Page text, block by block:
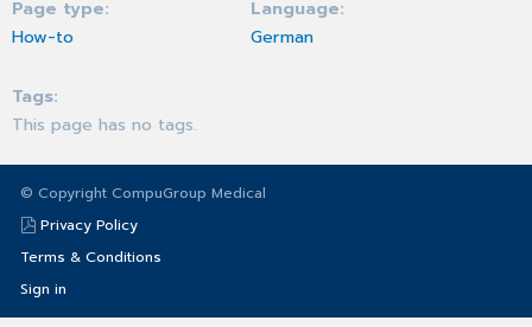
Page type
How-to
Language
German
Tags
This page has no tags.
© Copyright CompuGroup Medical
Privacy Policy
Terms & Conditions
Sign in